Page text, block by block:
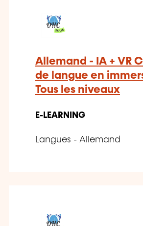
Allemand - IA + VR
de langue en
Tous les niveaux
E-LEARNING
Langues - Allemand